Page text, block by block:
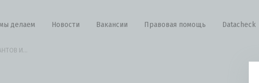
делаем Новости Вакансии Правовая помощь Datacheck
И...